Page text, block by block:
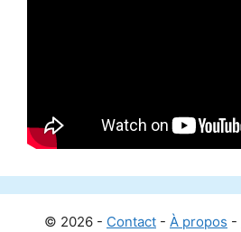
© 2026 - Contact - À propos -